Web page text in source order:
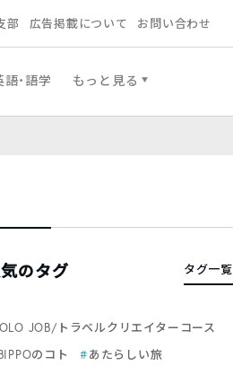
部 広告掲載について お問い合わせ
語・語学 もっと見る
のタグ タグ一覧
JOB/トラベルクリエイターコース
のコト
あたらしい旅